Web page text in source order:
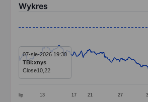
Wykres
The chart has 1 X axis displaying
The chart has 1 Y axis
lip 13 17 21 27
07-sie-2026 19:30
TBI:xnys
Close10,22